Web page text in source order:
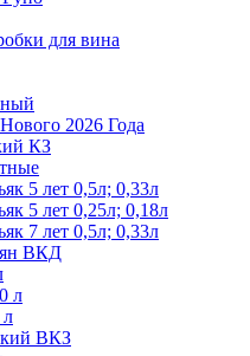
для вина
2026 Года
КЗ
5 лет 0,5л; 0,33л
5 лет 0,25л; 0,18л
7 лет 0,5л; 0,33л
ВКД
л
л
ВКЗ